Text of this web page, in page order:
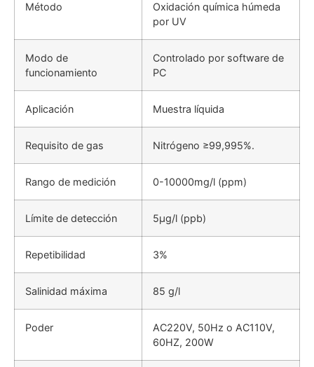
Método
Oxidación química húmeda
por UV
Modo de
funcionamiento
Controlado por software de
PC
Aplicación Muestra líquida
Requisito de gas Nitrógeno ≥99,995%.
Rango de medición 0-10000mg/l (ppm)
Límite de detección 5μg/l (ppb)
Repetibilidad 3%
Salinidad máxima 85 g/l
Poder
AC220V, 50Hz o AC110V,
60HZ, 200W